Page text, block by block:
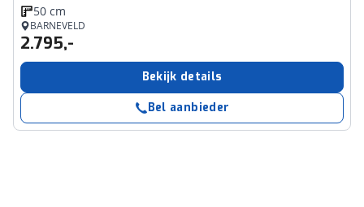
50 cm
BARNEVELD
2.795,-
Bekijk details
Bel aanbieder